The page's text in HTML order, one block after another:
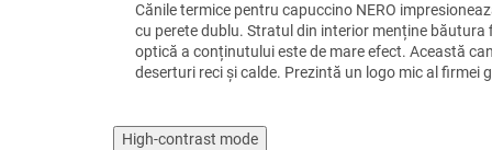
Cănile termice pentru capuccino NERO
cu perete dublu. Stratul din interior menține
optică a conținutului este de mare efect. Această
deserturi reci și calde. Prezintă un logo mic al firmei
High-contrast mode